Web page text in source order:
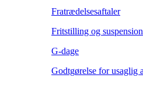
Fratrædelsesaftaler
Fritstilling og suspension
G-dage
Godtgørelse for usaglig